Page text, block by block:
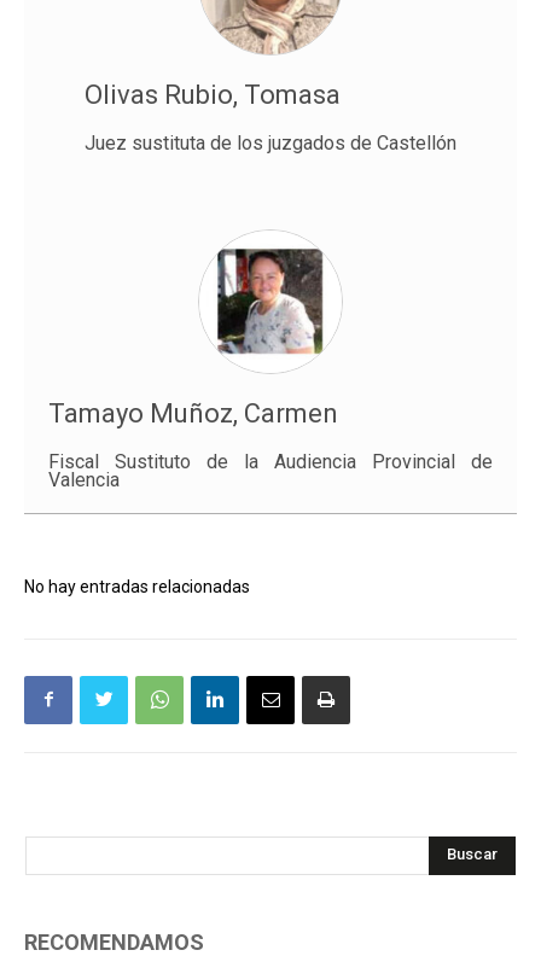
Olivas Rubio, Tomasa
Juez sustituta de los juzgados de Castellón
Tamayo Muñoz, Carmen
Fiscal Sustituto de la Audiencia Provincial de
Valencia
No hay entradas relacionadas
Buscar
RECOMENDAMOS